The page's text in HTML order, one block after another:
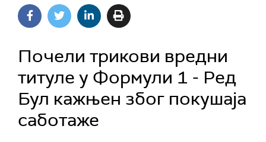
Почели трикови вредни
титуле у Формули 1 - Ред
Бул кажњен због покушаја
саботаже